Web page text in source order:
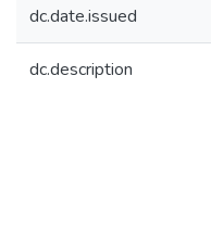
dc.date.issued
dc.description